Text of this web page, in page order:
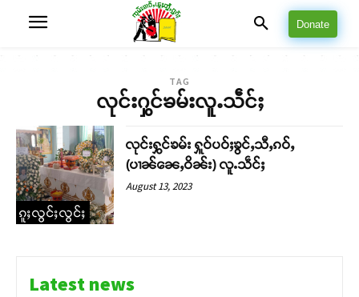
Donate
TAG
လုင်းႁွင်ၶမ်းလူႉသဵင်ႈ
ၵူႈလွင်ႈလွင်ႈ
လုင်းႁွင်ၶမ်း ႁူဝ်ပဝ်ႈၶွင်ႇသီႇၵဝ်ႇ
(ပၢၼ်ၼေႇဝိၼ်း) လူႉသဵင်ႈ
August 13, 2023
Latest news